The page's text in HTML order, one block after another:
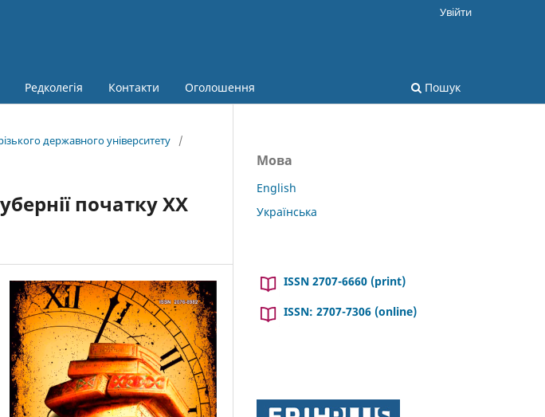
Редколегія Контакти Оголошення Пошук
Увійти
державного університету
/
початку ХХ
Мова
English
Українська
ISSN 2707-6660 (print)
ISSN: 2707-7306 (online)